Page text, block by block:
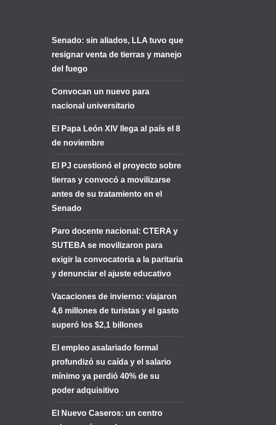
Senado: sin aliados, LLA tuvo que
resignar venta de tierras y manejo
del fuego
Convocan un nuevo para
nacional universitario
El Papa León XIV llega al país el 8
de noviembre
El PJ cuestionó el proyecto sobre
tierras y convocó a movilizarse
antes de su tratamiento en el
Senado
Paro docente nacional: CTERA y
SUTEBA se movilizaron para
exigir la convocatoria a la paritaria
y denunciar el ajuste educativo
Vacaciones de invierno: viajaron
4,6 millones de turistas y el gasto
superó los $2,1 billones
El empleo asalariado formal
profundizó su caída y el salario
mínimo ya perdió 40% de su
poder adquisitivo
El Nuevo Caseros: un centro